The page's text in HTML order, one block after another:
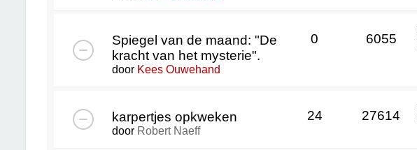
Spiegel van de maand: "De
kracht van het mysterie".
door Kees Ouwehand
0 6055
karpertjes opkweken
door Robert Naeff
24 27614